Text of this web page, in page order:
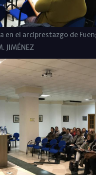
en el arciprestazgo de
JIMÉNEZ